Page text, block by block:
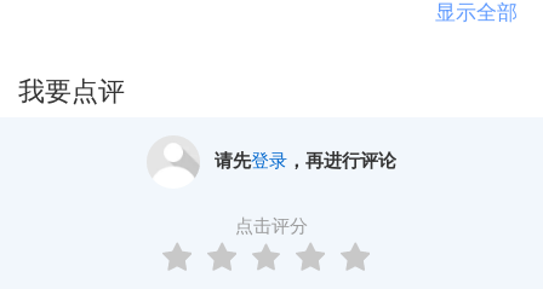
融合时尚流行热点,神兽僵尸同台竞技!你炒房我炒股,
支持Game Center排行榜&成就,和好友一起挑战高分!
无限畅玩,无限升级!
显示全部
我要点评
请先登录，再进行评论
点击评分